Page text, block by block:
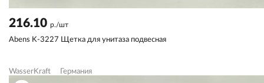
216.10 р./шт
Abens K-3227 Щетка для унитаза подвесная
WasserKraft Германия